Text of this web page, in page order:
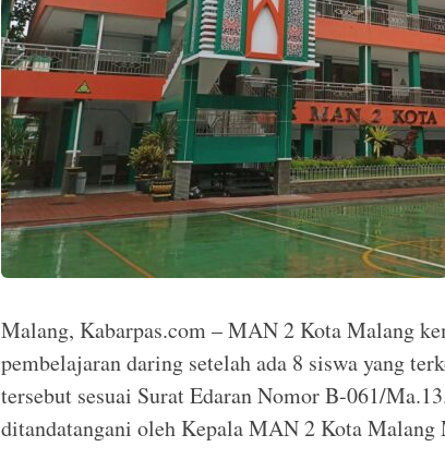
Malang, Kabarpas.com – MAN 2 Kota Malang
pembelajaran daring setelah ada 8 siswa yang
tersebut sesuai Surat Edaran Nomor B-061/
ditandatangani oleh Kepala MAN 2 Kota Malang